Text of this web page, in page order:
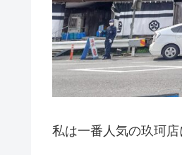
私は一番人気の玖珂店